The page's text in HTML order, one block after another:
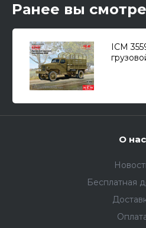
Ранее вы
ICM
О нас
Бесплатная